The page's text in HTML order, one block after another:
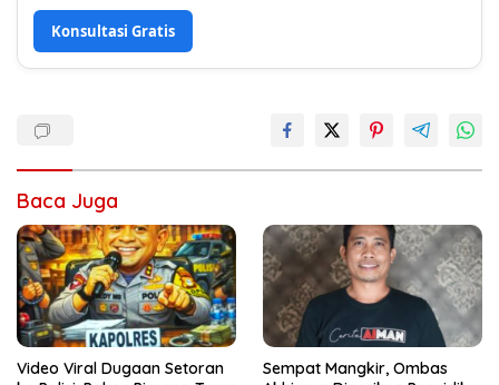
Konsultasi Gratis
Baca Juga
Video Viral Dugaan Setoran
Sempat Mangkir, Ombas